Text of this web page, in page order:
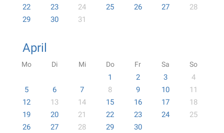
22
23 24 25 26 27
28
29
30 31
April
Mo Di Mi Do Fr Sa So
1 2 3
4
5
6 7 8 9 10
11
12
13 14 15 16 17
18
19
20 21 22 23 24
25
26
27 28 29 30